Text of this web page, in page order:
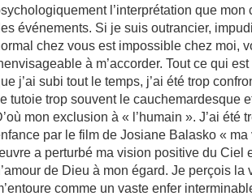
l’interprétation que
événements. Si je suis outrancier,
chez vous est impossible chez moi,
à m’accorder. Tout ce qui
j’ai subi tout le temps, j’ai été trop
tutoie trop souvent le cauchemardesque
mon exclusion à « l’humain ». J’ai été
par le film de Josiane Balasko « ma
a perturbé ma vision positive du Ciel
de Dieu à mon égard. Je perçois la
comme un vaste enfer